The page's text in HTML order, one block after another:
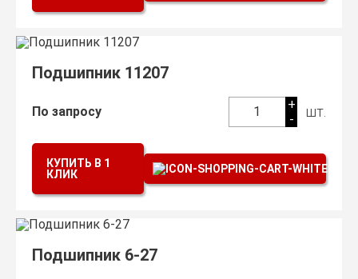
Подшипник 11207
По запросу 1
+
-
шт.
КУПИТЬ В 1
КЛИК
Подшипник 6-27